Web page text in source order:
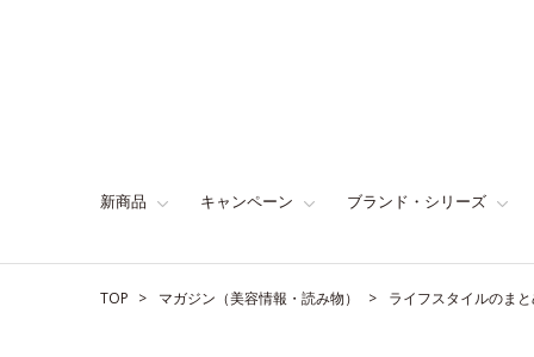
新商品 キャンペーン ブランド・シリーズ
TOP マガジン（美容情報・読み物） ライフスタイルのま